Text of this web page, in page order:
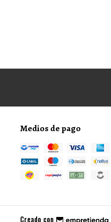
Medios de pago
Creado con